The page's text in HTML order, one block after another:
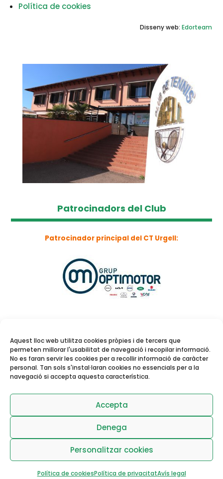
Aquest lloc web utilitza cookies pròpies i de tercers que
permeten millorar l'usabilitat de navegació i recopilar informació.
No es faran servir les cookies per a recollir informació de caràcter
personal. Tan sols s'instal·laran cookies no essencials per a la
navegació si accepta aquesta característica.
Accepta
Denega
Personalitzar cookies
Política de cookiesPolítica de privacitatAvís legal
Política de cookies
Disseny web: Edorteam
Patrocinadors del Club
Patrocinador principal del CT Urgell:
activitats dirigides